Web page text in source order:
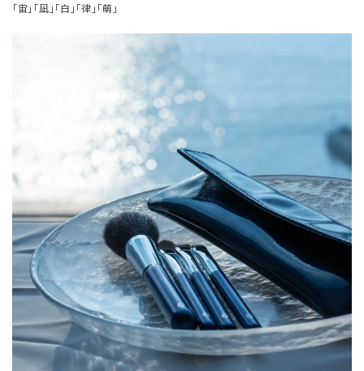
「宙」「凪」「白」「律」「萌」